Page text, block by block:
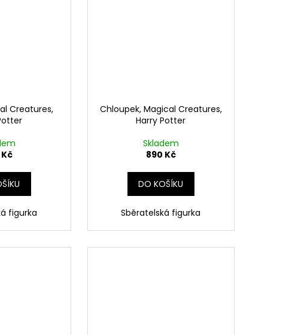
Creatures,
figurka
Chloupek, Magical Creatures,
Harry Potter
Skladem
890 Kč
DO KOŠÍKU
Sběratelská figurka